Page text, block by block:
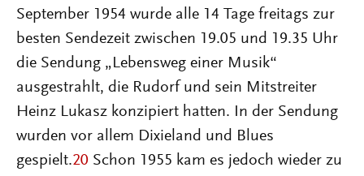
September 1954 wurde alle 14 Tage freitags zur
besten Sendezeit zwischen 19.05 und 19.35 Uhr
die Sendung „Lebensweg einer Musik“
ausgestrahlt, die Rudorf und sein Mitstreiter
Heinz Lukasz konzipiert hatten. In der Sendung
wurden vor allem Dixieland und Blues
gespielt.20 Schon 1955 kam es jedoch wieder zu